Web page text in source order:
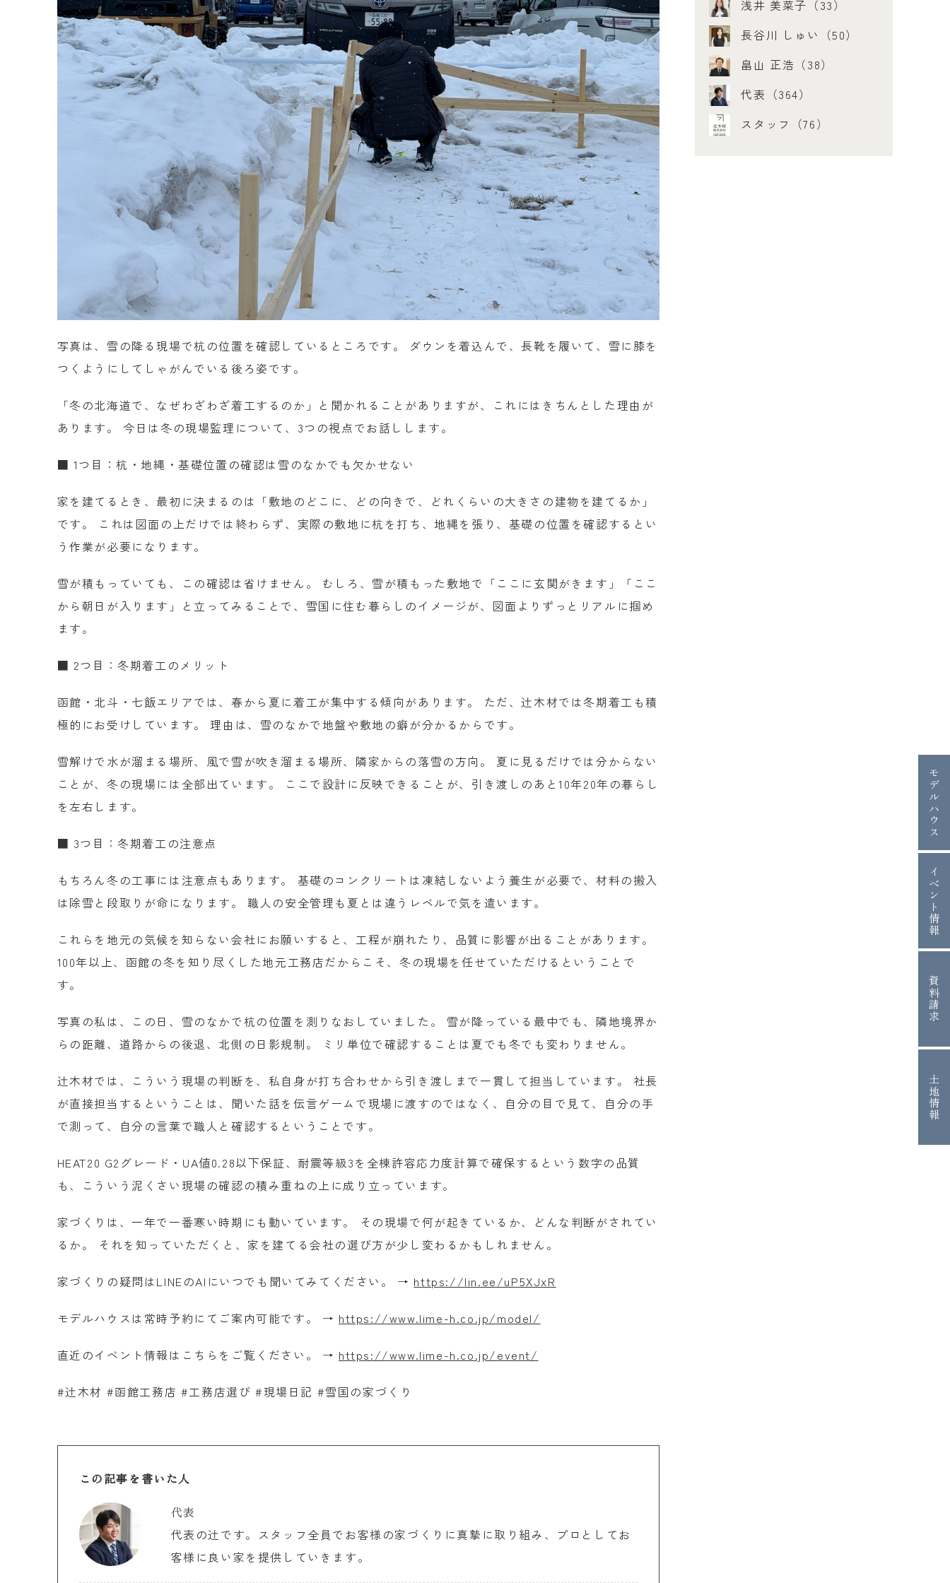
モデルハウス
イベント情報
資料請求
土地情報
写真は、雪の降る現場で杭の位置を確認しているところです。 ダウンを着込んで、長靴を履いて、雪に膝を
つくようにしてしゃがんでいる後ろ姿です。
「冬の北海道で、なぜわざわざ着工するのか」と聞かれることがありますが、これにはきちんとした理由が
あります。 今日は冬の現場監理について、3つの視点でお話しします。
■ 1つ目：杭・地縄・基礎位置の確認は雪のなかでも欠かせない
家を建てるとき、最初に決まるのは「敷地のどこに、どの向きで、どれくらいの大きさの建物を建てるか」
です。 これは図面の上だけでは終わらず、実際の敷地に杭を打ち、地縄を張り、基礎の位置を確認するとい
う作業が必要になります。
雪が積もっていても、この確認は省けません。 むしろ、雪が積もった敷地で「ここに玄関がきます」「ここ
から朝日が入ります」と立ってみることで、雪国に住む暮らしのイメージが、図面よりずっとリアルに掴め
ます。
■ 2つ目：冬期着工のメリット
函館・北斗・七飯エリアでは、春から夏に着工が集中する傾向があります。 ただ、辻木材では冬期着工も積
極的にお受けしています。 理由は、雪のなかで地盤や敷地の癖が分かるからです。
雪解けで水が溜まる場所、風で雪が吹き溜まる場所、隣家からの落雪の方向。 夏に見るだけでは分からない
ことが、冬の現場には全部出ています。 ここで設計に反映できることが、引き渡しのあと10年20年の暮らし
を左右します。
■ 3つ目：冬期着工の注意点
もちろん冬の工事には注意点もあります。 基礎のコンクリートは凍結しないよう養生が必要で、材料の搬入
は除雪と段取りが命になります。 職人の安全管理も夏とは違うレベルで気を遣います。
これらを地元の気候を知らない会社にお願いすると、工程が崩れたり、品質に影響が出ることがあります。
100年以上、函館の冬を知り尽くした地元工務店だからこそ、冬の現場を任せていただけるということで
す。
写真の私は、この日、雪のなかで杭の位置を測りなおしていました。 雪が降っている最中でも、隣地境界か
らの距離、道路からの後退、北側の日影規制。 ミリ単位で確認することは夏でも冬でも変わりません。
辻木材では、こういう現場の判断を、私自身が打ち合わせから引き渡しまで一貫して担当しています。 社長
が直接担当するということは、聞いた話を伝言ゲームで現場に渡すのではなく、自分の目で見て、自分の手
で測って、自分の言葉で職人と確認するということです。
HEAT20 G2グレード・UA値0.28以下保証、耐震等級3を全棟許容応力度計算で確保するという数字の品質
も、こういう泥くさい現場の確認の積み重ねの上に成り立っています。
家づくりは、一年で一番寒い時期にも動いています。 その現場で何が起きているか、どんな判断がされてい
るか。 それを知っていただくと、家を建てる会社の選び方が少し変わるかもしれません。
家づくりの疑問はLINEのAIにいつでも聞いてみてください。 → https://lin.ee/uP5XJxR
モデルハウスは常時予約にてご案内可能です。 → https://www.lime-h.co.jp/model/
直近のイベント情報はこちらをご覧ください。 → https://www.lime-h.co.jp/event/
#辻木材 #函館工務店 #工務店選び #現場日記 #雪国の家づくり
この記事を書いた人
代表
代表の辻です。スタッフ全員でお客様の家づくりに真摯に取り組み、プロとしてお
客様に良い家を提供していきます。
浅井 美菜子（33）
長谷川 しゅい（50）
畠山 正浩（38）
代表（364）
スタッフ（76）